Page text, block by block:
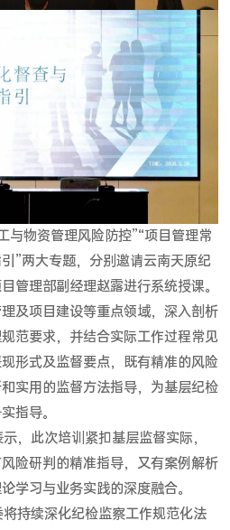
与物资管理风险防控”“项目管理常
”两大专题，分别邀请云南天原纪
管理部副经理赵露进行系统授课。
及项目建设等重点领域，深入剖析
范要求，并结合实际工作过程常见
形式及监督要点，既有精准的风险
实用的监督方法指导，为基层纪检
指导。
，此次培训紧扣基层监督实际，
险研判的精准指导，又有案例解析
学习与业务实践的深度融合。
持续深化纪检监察工作规范化法